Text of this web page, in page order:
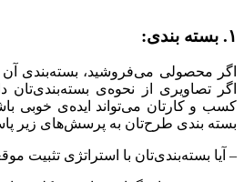
۱. بسته بندی:
اگر محصولی می‌فروشید، بسته‌بندی
اگر تصاویری از نحوه‌ی بسته‌بندی‌تان
کسب و کارتان می‌تواند ایده‌ی خوبی
بسته بندی طرح‌تان به پرسش‌های زیر
– آیا بسته‌بندی‌تان با استراتژی تثبیت